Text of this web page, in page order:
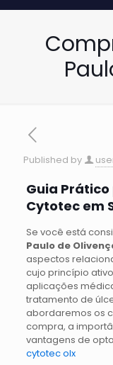
Published by
Guia
Cytotec em
Se você está
Paulo de
aspectos
cujo princípio
aplicações
tratamento de
abordaremos os
compra, a
vantagens de
cytotec olx